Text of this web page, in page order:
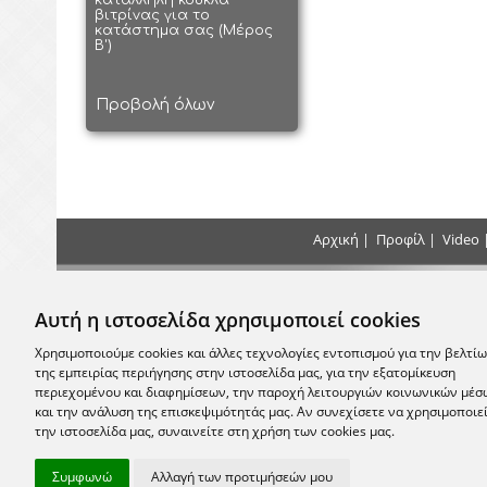
Αυτή η ιστοσελίδα χρησιμοποιεί cookies
Χρησιμοποιούμε cookies και άλλες τεχνολογίες εντοπισμού για την
της εμπειρίας περιήγησης στην ιστοσελίδα μας, για την εξατομίκευση
περιεχομένου και διαφημίσεων, την παροχή λειτουργιών κοινωνικών
και την ανάλυση της επισκεψιμότητάς μας. Αν συνεχίσετε να
την ιστοσελίδα μας, συναινείτε στη χρήση των cookies μας.
Συμφωνώ Αλλαγή των προτιμήσεών μου
βιτρίνας για το
κατάστημα σας (Μέρος
Β')
Προβολή όλων
Αρχική | Προφίλ | Video |
Κάντε τις πληρωμές σας με Κατάθεση, Κατά
την Παράδοση ή με Πιστωτική Κάρτα στο
κατάστημα μας
+30
email:
Σας